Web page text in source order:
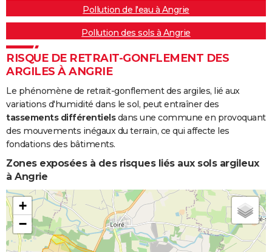
Pollution de l'eau à Angrie
Pollution des sols à Angrie
RISQUE DE RETRAIT-GONFLEMENT DES
ARGILES À ANGRIE
Le phénomène de retrait-gonflement des argiles, lié aux
variations d'humidité dans le sol, peut entraîner des
tassements différentielsdans une commune en provoquant
des mouvements inégaux du terrain, ce qui affecte les
fondations des bâtiments.
Zones exposées à des risques liés aux sols argileux
à Angrie
+
−